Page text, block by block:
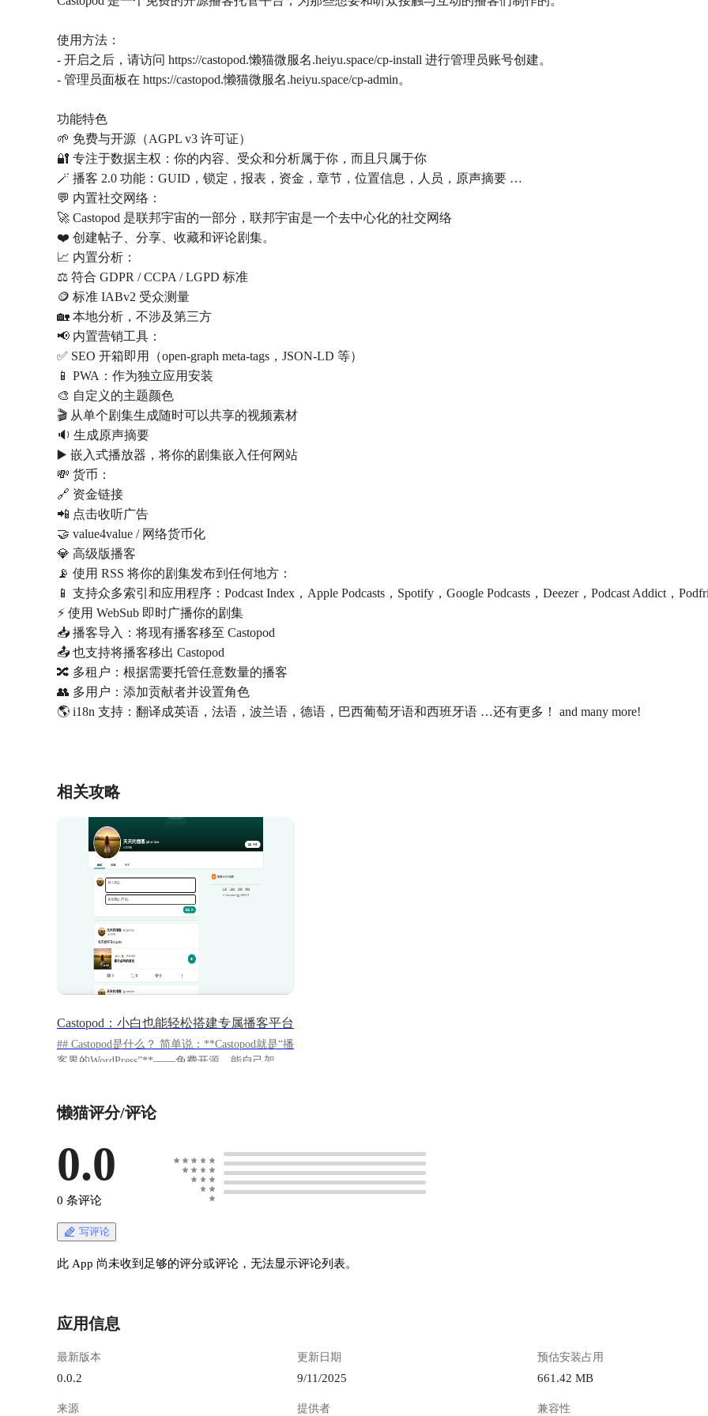
使用方法：
- 开启之后，请访问 https://castopod.懒猫微服名.heiyu.space/cp-install 进行管理员账号创建。
- 管理员面板在 https://castopod.懒猫微服名.heiyu.space/cp-admin。
功能特色
🌱 免费与开源（AGPL v3 许可证）
🔐 专注于数据主权：你的内容、受众和分析属于你，而且只属于你
🪄 播客 2.0 功能：GUID，锁定，报表，资金，章节，位置信息，人员，原声摘要 …
💬 内置社交网络：
🚀 Castopod 是联邦宇宙的一部分，联邦宇宙是一个去中心化的社交网络
❤️ 创建帖子、分享、收藏和评论剧集。
📈 内置分析：
⚖️ 符合 GDPR / CCPA / LGPD 标准
🪙 标准 IABv2 受众测量
🏡 本地分析，不涉及第三方
📢 内置营销工具：
✅ SEO 开箱即用（open-graph meta-tags，JSON-LD 等）
📱 PWA：作为独立应用安装
🎨 自定义的主题颜色
🎬 从单个剧集生成随时可以共享的视频素材
🔉 生成原声摘要
▶️ 嵌入式播放器，将你的剧集嵌入任何网站
💸 货币：
🔗 资金链接
📲 点击收听广告
🤝 value4value / 网络货币化
💎 高级版播客
📡 使用 RSS 将你的剧集发布到任何地方：
📱 支持众多索引和应用程序：Podcast Index，Apple Podcasts，Spotify，Google Podcasts，Deezer，Podcast Addict，
⚡ 使用 WebSub 即时广播你的剧集
📥 播客导入：将现有播客移至 Castopod
📤 也支持将播客移出 Castopod
🔀 多租户：根据需要托管任意数量的播客
👥 多用户：添加贡献者并设置角色
🌎 i18n 支持：翻译成英语，法语，波兰语，德语，巴西葡萄牙语和西班牙语 …还有更多！ and many more!
相关攻略
Castopod：小白也能轻松搭建专属播客平台
## Castopod是什么？ 简单说：**Castopod就是“播
客界的WordPress”**——免费开源、能自己架
台突然收费或跑路 - 🔐 **数据主权在握**：你的
记、文字转录、打赏链接、广告插入一键搞定 -
💬 **自带社交属性**：听众能评论、收藏、分享
你的节目，还能接入联邦宇宙（Fediverse）和
GDPR合规统计，谁听了多久、从哪来的全知道
https://appstore.lazycat.cloud/#/shop/detail/in.zhaoj.c
astopod ## 如何使用 应用安装后，打开首页 !
37a1-4d01-ad2a-e601d6fc263f.png "image.png") 手
意密码不能太简单 ![image.png](https://lzc-
playground-1301583638.cos.ap-
86c1-45ff-9c21-3147e29f866c.png "image.png") 重
懒猫评分/评论
0.0
0 条评论
写评论
此 App 尚未收到足够的评分或评论，无法显示评论列表。
应用信息
最新版本
0.0.2
更新日期
9/11/2025
预估安装占用
661.42 MB
来源 提供者 兼容性